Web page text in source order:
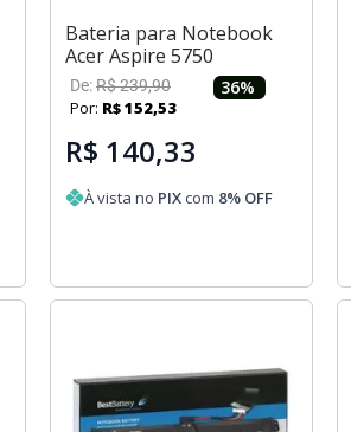
Bateria para Notebook
Acer Aspire 5750
De:R$239,90 36%
Por: R$152,53
R$ 140,33
À vista no PIXcom 8% OFF